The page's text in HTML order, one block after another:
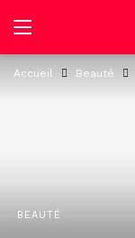
Accueil Beauté
BEAUTÉ